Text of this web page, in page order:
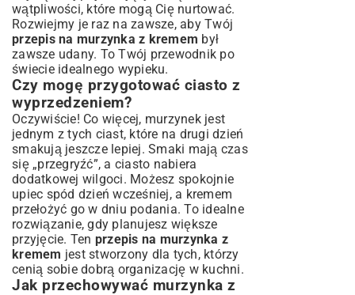
wątpliwości, które mogą Cię nurtować.
Rozwiejmy je raz na zawsze, aby Twój
przepis na murzynka z kremem był
zawsze udany. To Twój przewodnik po
świecie idealnego wypieku.
Czy mogę przygotować ciasto z
wyprzedzeniem?
Oczywiście! Co więcej, murzynek jest
jednym z tych ciast, które na drugi dzień
smakują jeszcze lepiej. Smaki mają czas
się „przegryźć”, a ciasto nabiera
dodatkowej wilgoci. Możesz spokojnie
upiec spód dzień wcześniej, a kremem
przełożyć go w dniu podania. To idealne
rozwiązanie, gdy planujesz większe
przyjęcie. Ten przepis na murzynka z
kremem jest stworzony dla tych, którzy
cenią sobie dobrą organizację w kuchni.
Jak przechowywać murzynka z